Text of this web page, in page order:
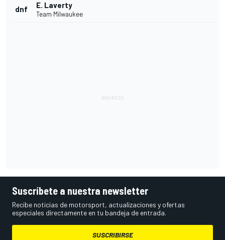
dnf E. Laverty
Team Milwaukee
Suscríbete a nuestra newsletter
Recibe noticias de motorsport, actualizaciones y ofertas
especiales directamente en tu bandeja de entrada.
SUSCRIBIRSE